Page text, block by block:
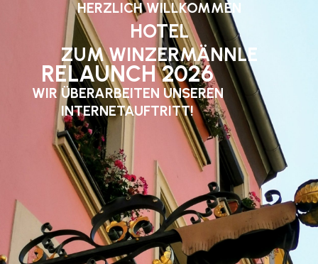
HERZLICH WILLKOMMEN
HOTEL
ZUM WINZERMÄNNLE
RELAUNCH 2026
WIR ÜBERARBEITEN UNSEREN
INTERNETAUFTRITT!